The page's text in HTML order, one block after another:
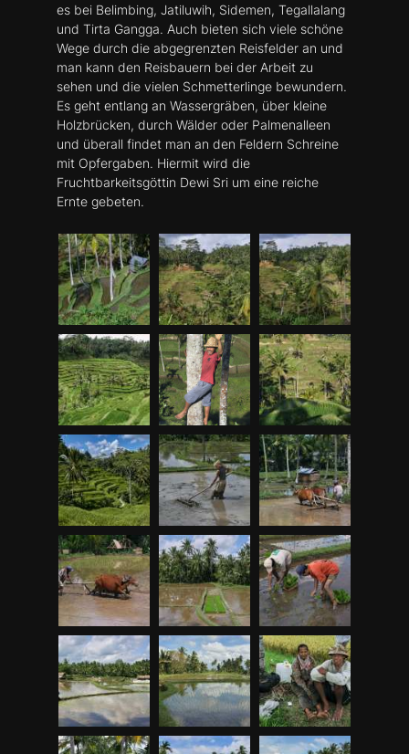
es bei Belimbing, Jatiluwih, Sidemen, Tegallalang
und Tirta Gangga. Auch bieten sich viele schöne
Wege durch die abgegrenzten Reisfelder an und
man kann den Reisbauern bei der Arbeit zu
sehen und die vielen Schmetterlinge bewundern.
Es geht entlang an Wassergräben, über kleine
Holzbrücken, durch Wälder oder Palmenalleen
und überall findet man an den Feldern Schreine
mit Opfergaben. Hiermit wird die
Fruchtbarkeitsgöttin Dewi Sri um eine reiche
Ernte gebeten.